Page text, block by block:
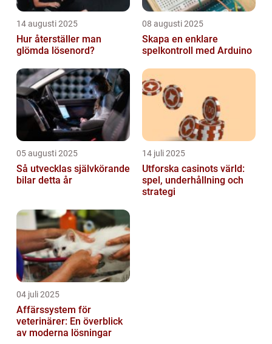
14 augusti 2025
Hur återställer man
glömda lösenord?
08 augusti 2025
Skapa en enklare
spelkontroll med Arduino
05 augusti 2025
Så utvecklas självkörande
bilar detta år
14 juli 2025
Utforska casinots värld:
spel, underhållning och
strategi
04 juli 2025
Affärssystem för
veterinärer: En överblick
av moderna lösningar